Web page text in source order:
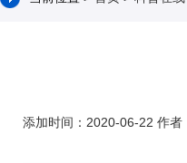
添加时间：2020-06-22 作